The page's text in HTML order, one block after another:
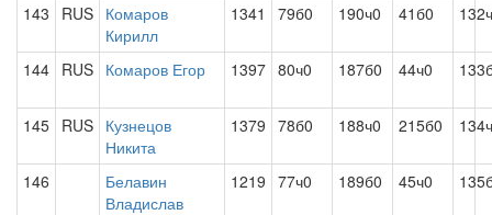
143 RUS Комаров
Кирилл
1341 79б0 190ч0 41б0
144 RUS Комаров Егор 1397 80ч0 187б0 44ч0
145 RUS Кузнецов
Никита
1379 78б0 188ч0 215б0
146
Белавин
Владислав
1219 77ч0 189б0 45ч0